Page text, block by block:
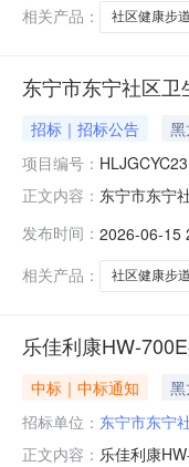
相关产品：
社区健康步
东宁市东宁社区
招标｜招标公告
项目编号：
正文内容： 东宁市东宁
东宁市东宁
统注册的供
发布时间： 2026-06-15
相关产品：
社区健康步
乐佳利康HW-
中标｜中标通知
招标单位： 东宁市东宁
正文内容： 乐佳利康